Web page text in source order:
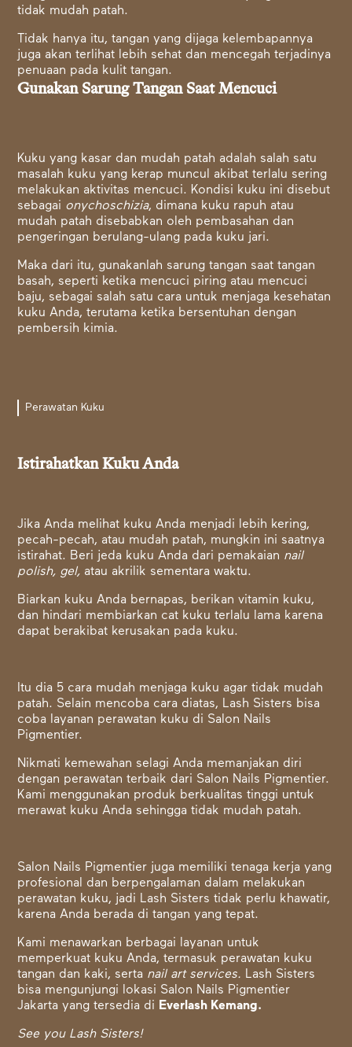
tidak mudah patah.
Tidak hanya itu, tangan yang dijaga kelembapannya
juga akan terlihat lebih sehat dan mencegah terjadinya
penuaan pada kulit tangan.
Gunakan Sarung Tangan Saat Mencuci
Kuku yang kasar dan mudah patah adalah salah satu
masalah kuku yang kerap muncul akibat terlalu sering
melakukan aktivitas mencuci. Kondisi kuku ini disebut
sebagai onychoschizia, dimana kuku rapuh atau
mudah patah disebabkan oleh pembasahan dan
pengeringan berulang-ulang pada kuku jari.
Maka dari itu, gunakanlah sarung tangan saat tangan
basah, seperti ketika mencuci piring atau mencuci
baju, sebagai salah satu cara untuk menjaga kesehatan
kuku Anda, terutama ketika bersentuhan dengan
pembersih kimia.
Perawatan Kuku
Istirahatkan Kuku Anda
Jika Anda melihat kuku Anda menjadi lebih kering,
pecah-pecah, atau mudah patah, mungkin ini saatnya
istirahat. Beri jeda kuku Anda dari pemakaian nail
polish, gel, atau akrilik sementara waktu.
Biarkan kuku Anda bernapas, berikan vitamin kuku,
dan hindari membiarkan cat kuku terlalu lama karena
dapat berakibat kerusakan pada kuku.
Itu dia 5 cara mudah menjaga kuku agar tidak mudah
patah. Selain mencoba cara diatas, Lash Sisters bisa
coba layanan perawatan kuku di Salon Nails
Pigmentier.
Nikmati kemewahan selagi Anda memanjakan diri
dengan perawatan terbaik dari Salon Nails Pigmentier.
Kami menggunakan produk berkualitas tinggi untuk
merawat kuku Anda sehingga tidak mudah patah.
Salon Nails Pigmentier juga memiliki tenaga kerja yang
profesional dan berpengalaman dalam melakukan
perawatan kuku, jadi Lash Sisters tidak perlu khawatir,
karena Anda berada di tangan yang tepat.
Kami menawarkan berbagai layanan untuk
memperkuat kuku Anda, termasuk perawatan kuku
tangan dan kaki, serta nail art services. Lash Sisters
bisa mengunjungi lokasi Salon Nails Pigmentier
Jakarta yang tersedia di Everlash Kemang.
See you Lash Sisters!